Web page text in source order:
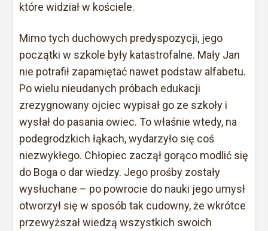
które widział w kościele.
Mimo tych duchowych predyspozycji, jego
początki w szkole były katastrofalne. Mały Jan
nie potrafił zapamiętać nawet podstaw alfabetu.
Po wielu nieudanych próbach edukacji
zrezygnowany ojciec wypisał go ze szkoły i
wysłał do pasania owiec. To właśnie wtedy, na
podegrodzkich łąkach, wydarzyło się coś
niezwykłego. Chłopiec zaczął gorąco modlić się
do Boga o dar wiedzy. Jego prośby zostały
wysłuchane – po powrocie do nauki jego umysł
otworzył się w sposób tak cudowny, że wkrótce
przewyższał wiedzą wszystkich swoich